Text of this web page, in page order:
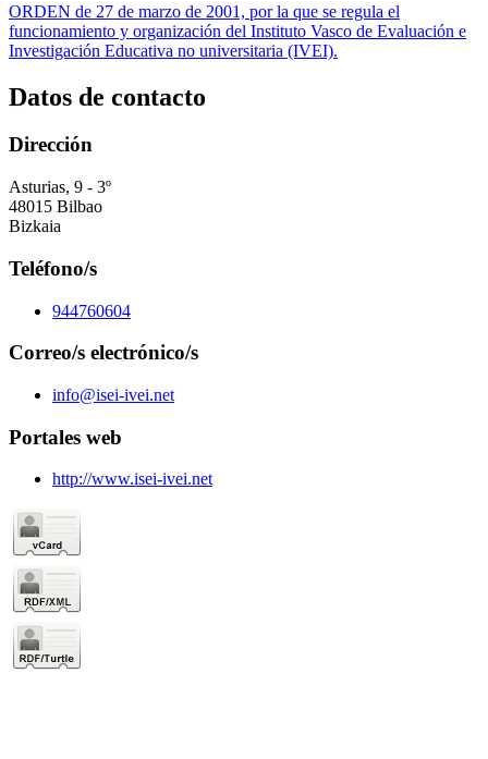
ORDEN de 27 de marzo de 2001, por la que se regula el
funcionamiento y organización del Instituto Vasco de Evaluación e
Investigación Educativa no universitaria (IVEI).
Datos de contacto
Dirección
Asturias, 9 - 3º
48015 Bilbao
Bizkaia
Teléfono/s
944760604
Correo/s electrónico/s
info@isei-ivei.net
Portales web
http://www.isei-ivei.net